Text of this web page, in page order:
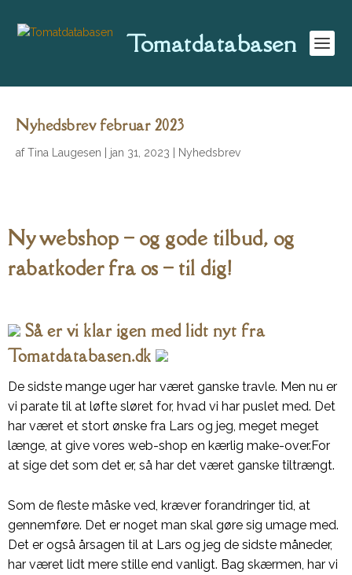
Tomatdatabasen
Nyhedsbrev februar 2023
afTina Laugesen jan 31, 2023 Nyhedsbrev
Ny webshop – og gode tilbud, og
rabatkoder fra os – til dig!
Så er vi klar igen med lidt nyt fra
Tomatdatabasen.dk
De sidste mange uger har været ganske travle. Men nu er
vi parate til at løfte sløret for, hvad vi har puslet med. Det
har været et stort ønske fra Lars og jeg, meget meget
længe, at give vores web-shop en kærlig make-over.For
at sige det som det er, så har det været ganske tiltrængt.
Som de fleste måske ved, kræver forandringer tid, at
gennemføre. Det er noget man skal gøre sig umage med.
Det er også årsagen til at Lars og jeg de sidste måneder,
har været lidt mere stille end vanligt. Bag skærmen, har vi